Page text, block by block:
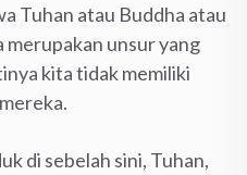
Tuhan atau Buddha atau
unsur yang
kita tidak memiliki
di sebelah sini, Tuhan,